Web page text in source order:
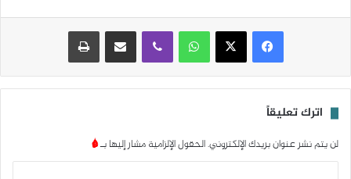
واتساب مشاركة عبر البريد
اترك تعليقاً
لن يتم نشر عنوان بريدك الإلكتروني.الحقول الإلزامية مشار إليها بـ*